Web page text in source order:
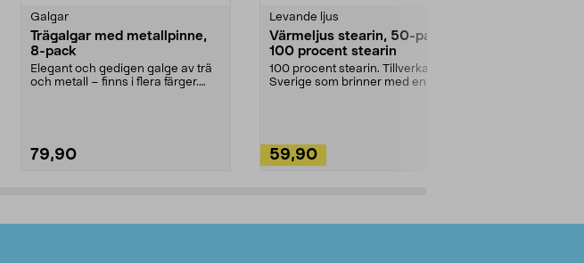
Galgar
Trägalgar med metallpinne,
8-pack
Elegant och gedigen galge av trä
och metall – finns i flera färger.
79,90
Levande ljus
Värmeljus stearin, 50-pack,
100 procent stearin
100 procent stearin. Tillverkade i
Sverige som brinner med en
59,90